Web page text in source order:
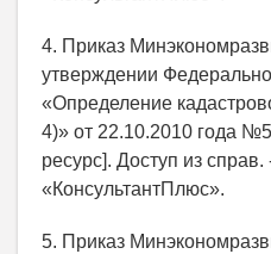
4. Приказ
утверждении
«Определение
4)» от 22.10.2010 года
ресурс]. Доступ из
«КонсультантПлюс».
5. Приказ